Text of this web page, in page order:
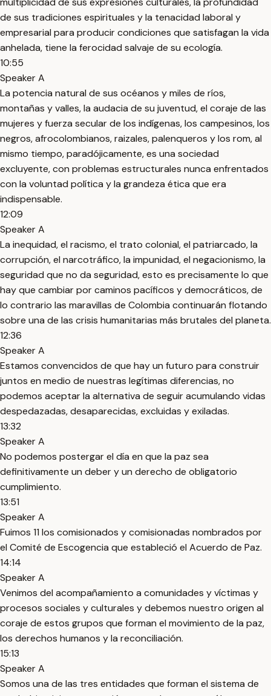
de sus tradiciones espirituales y la tenacidad laboral y
empresarial para producir condiciones que satisfagan la vida
anhelada, tiene la ferocidad salvaje de su ecología.
10:55
Speaker A
La potencia natural de sus océanos y miles de ríos,
montañas y valles, la audacia de su juventud, el coraje de las
mujeres y fuerza secular de los indígenas, los campesinos, los
negros, afrocolombianos, raizales, palenqueros y los rom, al
mismo tiempo, paradójicamente, es una sociedad
excluyente, con problemas estructurales nunca enfrentados
con la voluntad política y la grandeza ética que era
indispensable.
12:09
Speaker A
La inequidad, el racismo, el trato colonial, el patriarcado, la
corrupción, el narcotráfico, la impunidad, el negacionismo, la
seguridad que no da seguridad, esto es precisamente lo que
hay que cambiar por caminos pacíficos y democráticos, de
lo contrario las maravillas de Colombia continuarán flotando
sobre una de las crisis humanitarias más brutales del planeta.
12:36
Speaker A
Estamos convencidos de que hay un futuro para construir
juntos en medio de nuestras legítimas diferencias, no
podemos aceptar la alternativa de seguir acumulando vidas
despedazadas, desaparecidas, excluidas y exiladas.
13:32
Speaker A
No podemos postergar el día en que la paz sea
definitivamente un deber y un derecho de obligatorio
cumplimiento.
13:51
Speaker A
Fuimos 11 los comisionados y comisionadas nombrados por
el Comité de Escogencia que estableció el Acuerdo de Paz.
14:14
Speaker A
Venimos del acompañamiento a comunidades y víctimas y
procesos sociales y culturales y debemos nuestro origen al
coraje de estos grupos que forman el movimiento de la paz,
los derechos humanos y la reconciliación.
15:13
Speaker A
Somos una de las tres entidades que forman el sistema de